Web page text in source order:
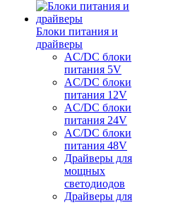
Блоки питания и
драйверы
AC/DC блоки
питания 5V
AC/DC блоки
питания 12V
AC/DC блоки
питания 24V
AC/DC блоки
питания 48V
Драйверы для
мощных
светодиодов
Драйверы для